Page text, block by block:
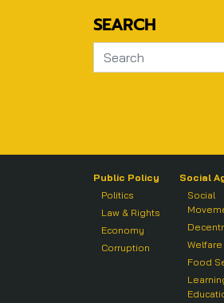
SEARCH
Public Policy
Politics
Law & Rights
Economy
Corruption
Social
Social
Welfare
Food